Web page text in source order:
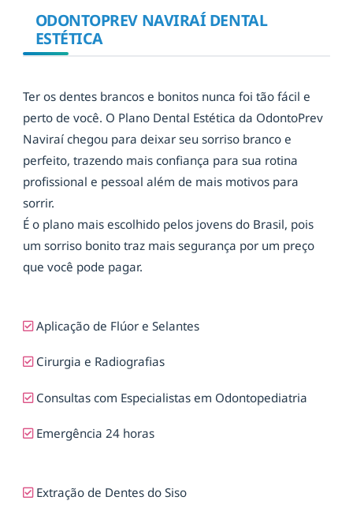
ODONTOPREV NAVIRAÍ DENTAL
ESTÉTICA
Ter os dentes brancos e bonitos nunca foi tão fácil e
perto de você. O Plano Dental Estética da OdontoPrev
Naviraí chegou para deixar seu sorriso branco e
perfeito, trazendo mais confiança para sua rotina
profissional e pessoal além de mais motivos para
sorrir.
É o plano mais escolhido pelos jovens do Brasil, pois
um sorriso bonito traz mais segurança por um preço
que você pode pagar.
Aplicação de Flúor e Selantes
Cirurgia e Radiografias
Consultas com Especialistas em Odontopediatria
Emergência 24 horas
Extração de Dentes do Siso